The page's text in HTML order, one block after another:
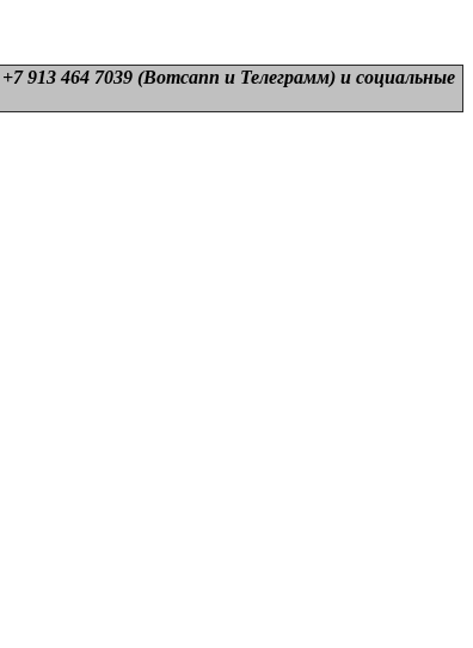
913 464 7039 (Вотсапп и Телеграмм) и социальные